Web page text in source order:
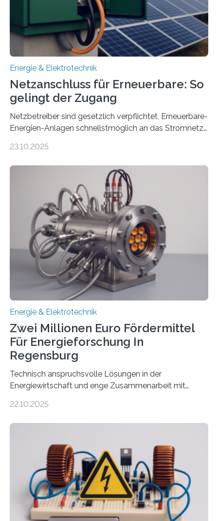
Ministerium für Umwelt, Klima und…
Energie & Elektrotechnik
Netzanschluss für Erneuerbare: So
gelingt der Zugang
Netzbetreiber sind gesetzlich verpflichtet, Erneuerbare-
Energien-Anlagen schnellstmöglich an das Stromnetz
ermöglichen. Doch der dafür nötige Netzausbau hinkt
einem „Anschlussstau“. Die Stiftung
Umweltenergierecht hat den Rechtsrahmen in einem
neuen Bericht für die Praxis eingeordnet – inklusive der
Rolle von flexiblen Netzanschlussvereinbarungen. Der
Netzanschluss von Erneuerbare-Energien-Anlagen
(EE-Anlagen) ist entscheidend für die Energiewende.
Denn ohne Anschluss an das Netz kann kein Strom
eingespeist werden. Nach dem Erneuerbare-Energien-
Gesetz (EEG) sind Netzbetreiber…
23.10.2025
Energie & Elektrotechnik
Zwei Millionen Euro Fördermittel
Für Energieforschung In
Regensburg
Technisch anspruchsvolle Lösungen in der
Energiewirtschaft und enge Zusammenarbeit mit
neuen EU-geförderten Transfer-Projekte zu
Energietechnologien werden vom Europäischen
Sozialfonds Plus (ESF+) gefördert – mit einer
Gesamtsumme von mehr als zwei Millionen Euro.
Damit zählt die Hochschule zu den großen
Gewinnerinnen der aktuellen Förderrunde des
Bayerischen Wissenschaftsministeriums. Im
Mittelpunkt steht der direkte Wissenstransfer: Neue
22.10.2025